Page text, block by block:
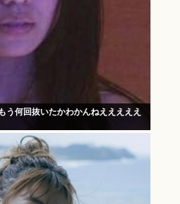
う何回抜いたかわかんねえええええ